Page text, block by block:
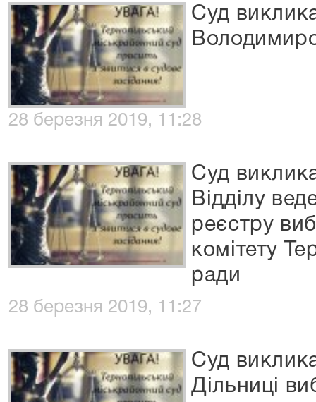
Суд
28 березня 2019, 11:28
Суд
Відділу
реєстру
комітету
ради
28 березня 2019, 11:27
Суд
Дільниці